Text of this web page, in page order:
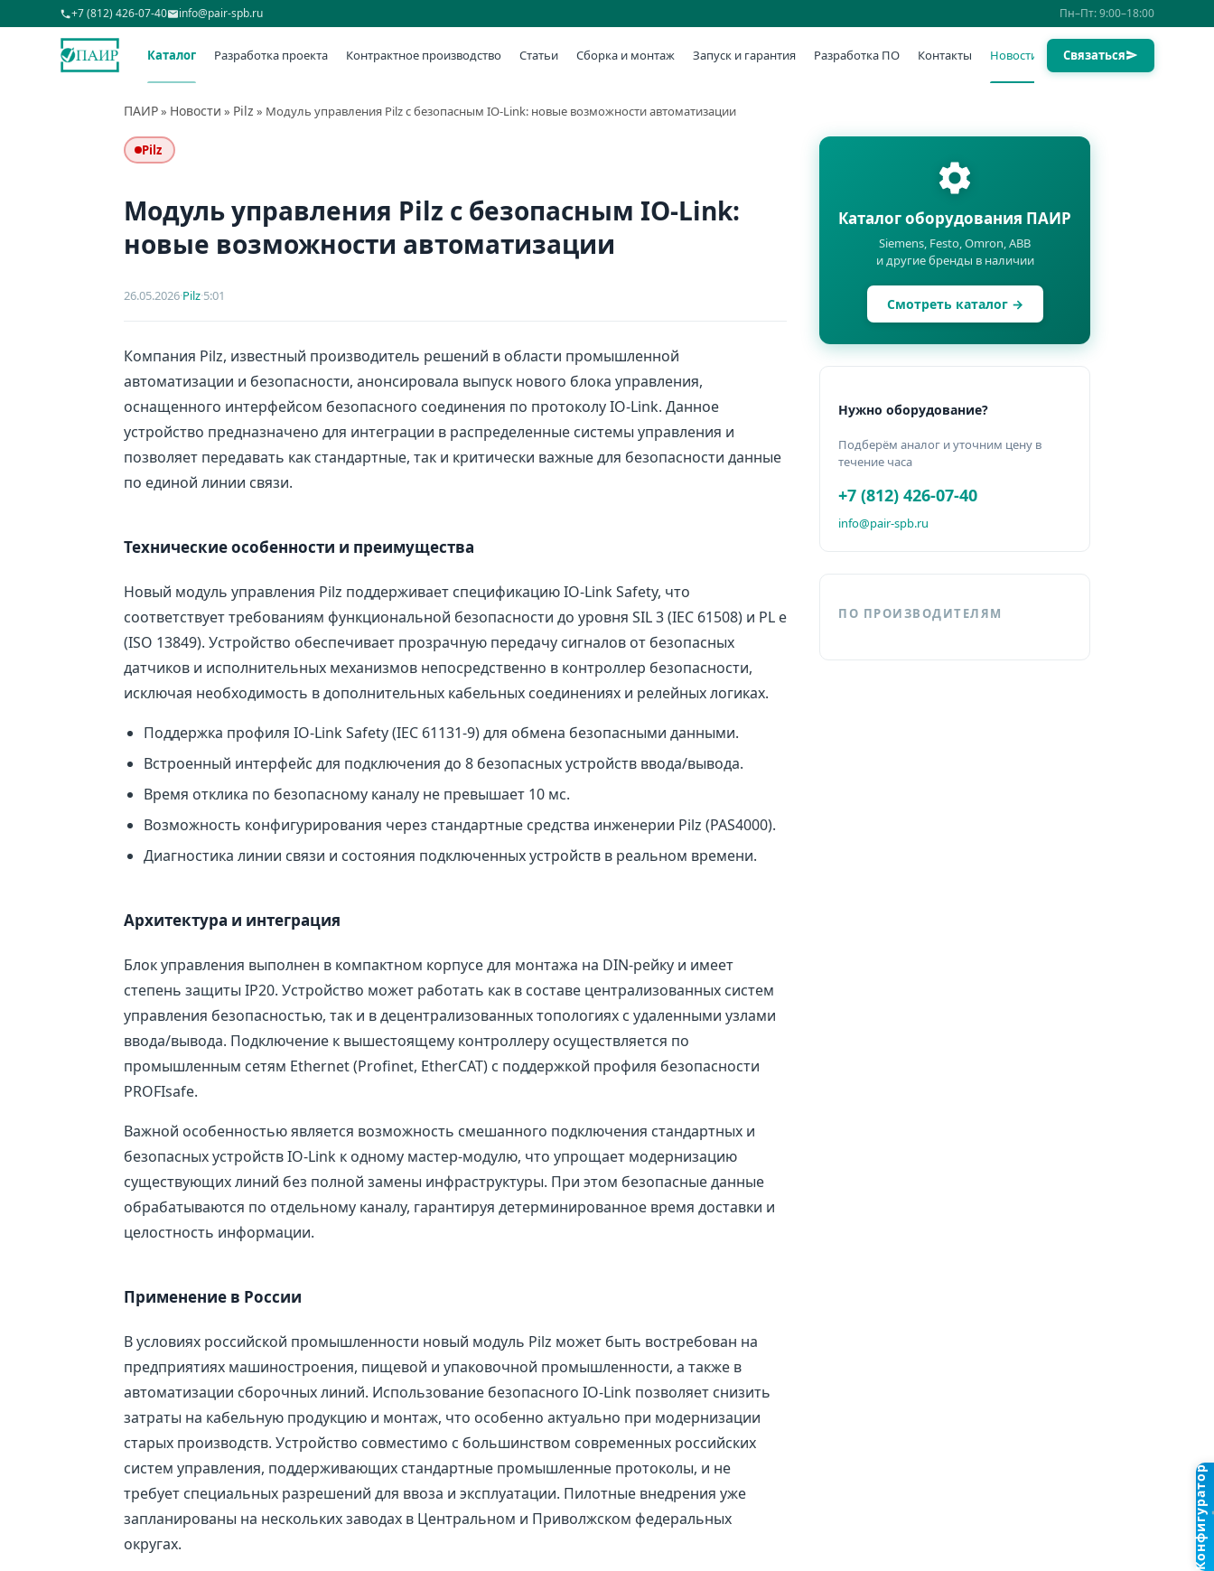
Конфигуратор
+7 (812) 426-07-40 info@pair-spb.ru Пн–Пт: 9:00–18:00
Каталог Разработка проекта Контрактное производство Статьи Сборка и монтаж Запуск и гарантия Разработка ПО Контакты Новости Связаться
ПАИР» Новости » Pilz » Модуль управления Pilz с безопасным IO-Link: новые возможности автоматизации
Pilz
Модуль управления Pilz с безопасным IO-Link:
новые возможности автоматизации
26.05.2026·Pilz·5:01
Компания Pilz, известный производитель решений в области промышленной
автоматизации и безопасности, анонсировала выпуск нового блока управления,
оснащенного интерфейсом безопасного соединения по протоколу IO-Link. Данное
устройство предназначено для интеграции в распределенные системы управления и
позволяет передавать как стандартные, так и критически важные для безопасности данные
по единой линии связи.
Технические особенности и преимущества
Новый модуль управления Pilz поддерживает спецификацию IO-Link Safety, что
соответствует требованиям функциональной безопасности до уровня SIL 3 (IEC 61508) и PL e
(ISO 13849). Устройство обеспечивает прозрачную передачу сигналов от безопасных
датчиков и исполнительных механизмов непосредственно в контроллер безопасности,
исключая необходимость в дополнительных кабельных соединениях и релейных логиках.
Поддержка профиля IO-Link Safety (IEC 61131-9) для обмена безопасными данными.
Встроенный интерфейс для подключения до 8 безопасных устройств ввода/вывода.
Время отклика по безопасному каналу не превышает 10 мс.
Возможность конфигурирования через стандартные средства инженерии Pilz (PAS4000).
Диагностика линии связи и состояния подключенных устройств в реальном времени.
Архитектура и интеграция
Блок управления выполнен в компактном корпусе для монтажа на DIN-рейку и имеет
степень защиты IP20. Устройство может работать как в составе централизованных систем
управления безопасностью, так и в децентрализованных топологиях с удаленными узлами
ввода/вывода. Подключение к вышестоящему контроллеру осуществляется по
промышленным сетям Ethernet (Profinet, EtherCAT) с поддержкой профиля безопасности
PROFIsafe.
Важной особенностью является возможность смешанного подключения стандартных и
безопасных устройств IO-Link к одному мастер-модулю, что упрощает модернизацию
существующих линий без полной замены инфраструктуры. При этом безопасные данные
обрабатываются по отдельному каналу, гарантируя детерминированное время доставки и
целостность информации.
Применение в России
В условиях российской промышленности новый модуль Pilz может быть востребован на
предприятиях машиностроения, пищевой и упаковочной промышленности, а также в
автоматизации сборочных линий. Использование безопасного IO-Link позволяет снизить
затраты на кабельную продукцию и монтаж, что особенно актуально при модернизации
старых производств. Устройство совместимо с большинством современных российских
систем управления, поддерживающих стандартные промышленные протоколы, и не
требует специальных разрешений для ввоза и эксплуатации. Пилотные внедрения уже
запланированы на нескольких заводах в Центральном и Приволжском федеральных
округах.
Каталог оборудования ПАИР
Siemens, Festo, Omron, ABB
и другие бренды в наличии
Смотреть каталог →
Нужно оборудование?
Подберём аналог и уточним цену в
течение часа
+7 (812) 426-07-40
info@pair-spb.ru
ПО ПРОИЗВОДИТЕЛЯМ